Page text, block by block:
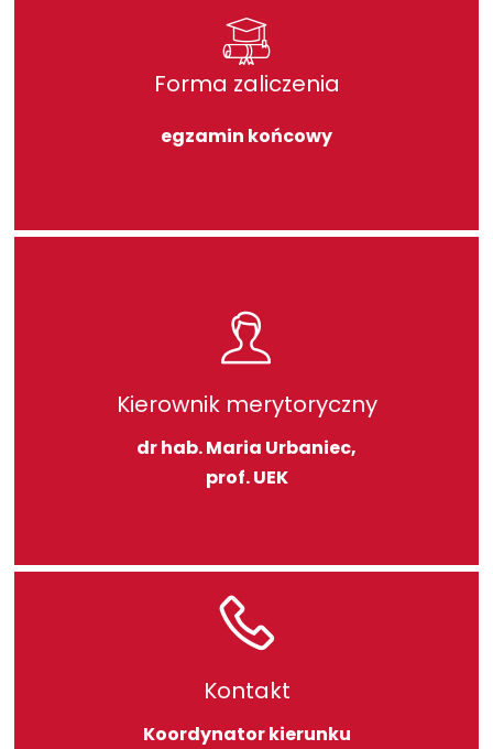
Forma zaliczenia
egzamin końcowy
Kierownik merytoryczny
dr hab. Maria Urbaniec,
prof. UEK
Kontakt
Koordynator kierunku